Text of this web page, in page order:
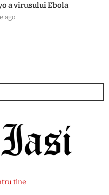
a virusului Ebola
ago
tine